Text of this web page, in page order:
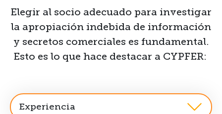
Elegir al socio adecuado para investigar
la apropiación indebida de información
y secretos comerciales es fundamental.
Esto es lo que hace destacar a CYPFER:
Experiencia